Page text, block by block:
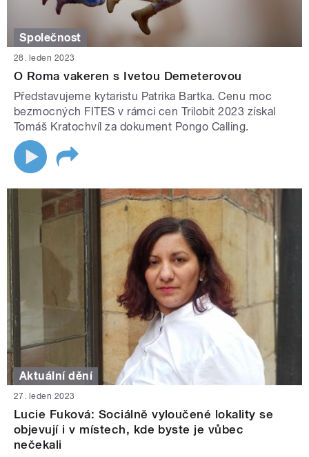
Společnost
28. leden 2023
O Roma vakeren s Ivetou Demeterovou
Představujeme kytaristu Patrika Bartka. Cenu moc
bezmocných FITES v rámci cen Trilobit 2023 získal
Tomáš Kratochvíl za dokument Pongo Calling.
Aktuální dění
27. leden 2023
Lucie Fuková: Sociálně vyloučené lokality se
objevují i v místech, kde byste je vůbec
nečekali